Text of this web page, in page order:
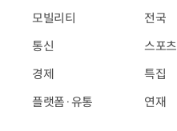
모빌리티
통신
경제
플랫폼·유통
전국
스포츠
특집
연재